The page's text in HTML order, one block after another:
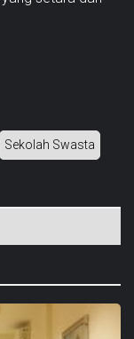
Sekolah Swasta